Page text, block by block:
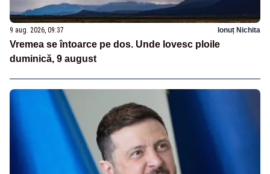
9 aug. 2026, 09:37 Ionuț Nichita
Vremea se întoarce pe dos. Unde lovesc ploile
duminică, 9 august